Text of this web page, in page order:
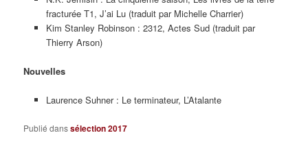
fracturée T1, J’ai Lu (traduit par Michelle Charrier)
Kim Stanley Robinson : 2312, Actes Sud (traduit par
Thierry Arson)
Nouvelles
Laurence Suhner : Le terminateur, L’Atalante
Publié danssélection 2017